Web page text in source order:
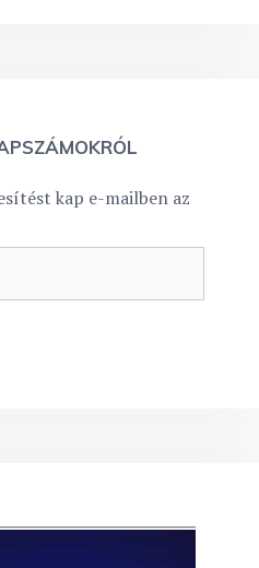
kap e-mailben az